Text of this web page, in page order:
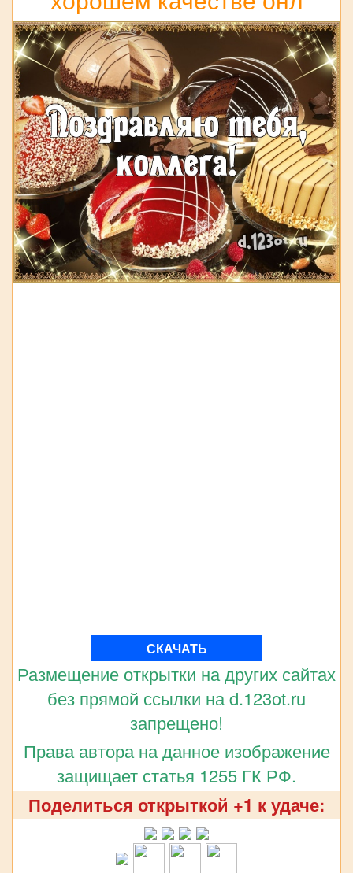
СКАЧАТЬ
Размещение открытки на других сайтах
без прямой ссылки на d.123ot.ru
запрещено!
Права автора на данное изображение
защищает статья 1255 ГК РФ.
Поделиться открыткой +1 к удаче: